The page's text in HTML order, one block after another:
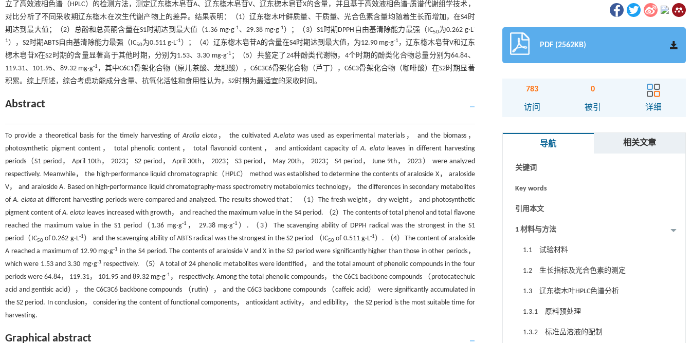
立了高效液相色谱（HPLC）的检测方法，测定辽东楤木皂苷A、辽东楤木皂苷V、辽东楤木皂苷X的含量，并且基于高效液相色谱-质谱代谢组学技术，
对比分析了不同采收期辽东楤木在次生代谢产物上的差异。结果表明：（1）辽东楤木叶鲜质量、干质量、光合色素含量均随着生长而增加，在S4时
期达到最大值；（2）总酚和总黄酮含量在S1时期达到最大值（1.36 mg·g-1、29.38 mg·g-1）；（3）S1时期DPPH自由基清除能力最强（IC50为0.262 g·L-
1），S2时期ABTS自由基清除能力最强（IC50为0.511 g·L-1）；（4）辽东楤木皂苷A的含量在S4时期达到最大值，为12.90 mg·g-1 ，辽东楤木皂苷V和辽东
楤木皂苷X在S2时期的含量显著高于其他时期，分别为1.53、3.30 mg·g-1 ；（5）共鉴定了24种酚类代谢物，4个时期的酚类化合物总量分别为64.84、
119.31、101.95、89.32 mg·g-1 ，其中C6C1骨架化合物（原儿茶酸、龙胆酸），C6C3C6骨架化合物（芦丁），C6C3骨架化合物（咖啡酸）在S2时期显著
积累。综上所述，综合考虑功能成分含量、抗氧化活性和食用性认为，S2时期为最适宜的采收时间。
Abstract
To provide a theoretical basis for the timely harvesting ofAralia elata， the cultivatedA.elatawas used as experimental materials， and the biomass，
photosynthetic pigment content， total phenolic content， total flavonoid content， and antioxidant capacity ofA. elataleaves in different harvesting
periods（S1 period， April 10th， 2023； S2 period， April 30th， 2023； S3 period， May 20th， 2023； S4 period， June 9th， 2023） were analyzed
respectively. Meanwhile， the high-performance liquid chromatographic（HPLC） method was established to determine the contents of araloside X， araloside
V， and araloside A. Based on high-performance liquid chromatography-mass spectrometry metabolomics technology， the differences in secondary metabolites
ofA. elataat different harvesting periods were compared and analyzed. The results showed that： （1）The fresh weight， dry weight， and photosynthetic
pigment content ofA. elata leaves increased with growth， and reached the maximum value in the S4 period. （2）The contents of total phenol and total flavone
reached the maximum value in the S1 period（1.36 mg·g-1 ， 29.38 mg·g-1 ）. （3）The scavenging ability of DPPH radical was the strongest in the S1
period（IC50of 0.262 g·L-1） and the scavenging ability of ABTS radical was the strongest in the S2 period （IC50of 0.511 g·L-1）. （4）The content of araloside
A reached a maximum of 12.90 mg·g-1 in the S4 period. The contents of araloside V and X in the S2 period were significantly higher than those in other periods，
which were 1.53 and 3.30 mg·g-1 respectively. （5）A total of 24 phenolic metabolites were identified， and the total amount of phenolic compounds in the four
periods were 64.84， 119.31， 101.95 and 89.32 mg·g-1 ， respectively. Among the total phenolic compounds， the C6C1 backbone compounds （protocatechuic
acid and gentisic acid）， the C6C3C6 backbone compounds （rutin）， and the C6C3 backbone compounds （caffeic acid） were significantly accumulated in
the S2 period. In conclusion， considering the content of functional components， antioxidant activity， and edibility， the S2 period is the most suitable time for
harvesting.
Graphical abstract
PDF (2562KB)
783
访问
0
被引 详细
导航 相关文章
摘要
Graphical abstract
关键词
Key words
引用本文
1 材料与方法
1.1 试验材料
1.2 生长指标及光合色素的测定
1.3 辽东楤木叶HPLC色谱分析
1.3.1 原料预处理
1.3.2 标准品溶液的配制